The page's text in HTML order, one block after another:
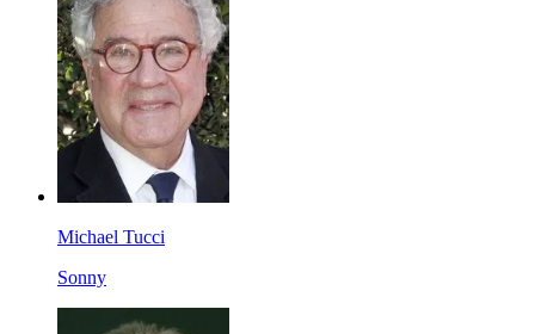
Michael Tucci
Sonny